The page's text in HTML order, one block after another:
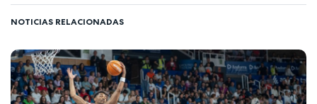
NOTICIAS RELACIONADAS